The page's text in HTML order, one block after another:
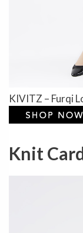
KIVITZ – Furqi
Knit